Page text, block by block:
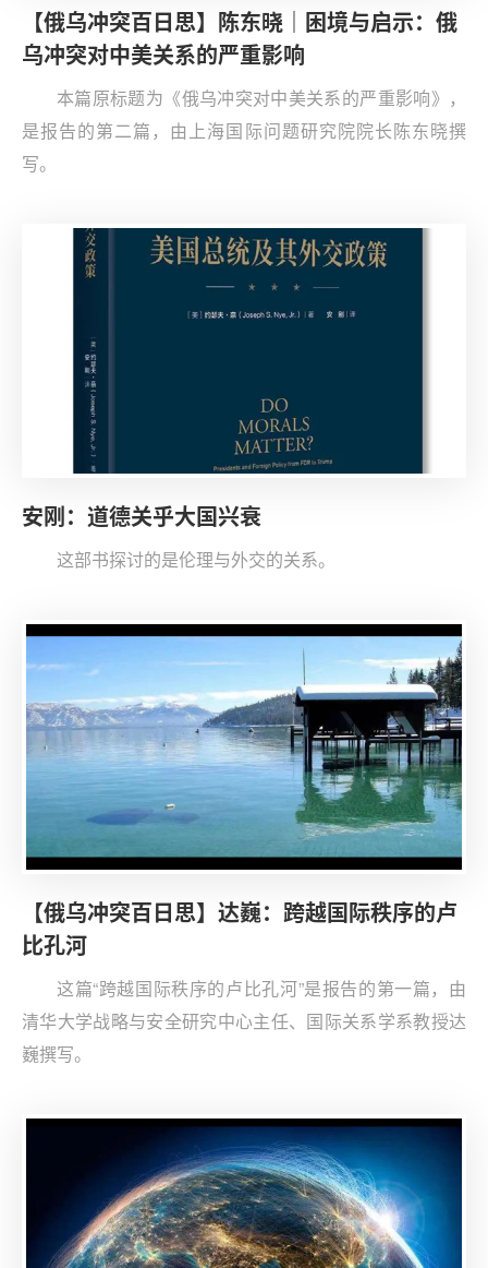
【俄乌冲突百日思】陈东晓｜困境与启示：俄
乌冲突对中美关系的严重影响
本篇原标题为《俄乌冲突对中美关系的严重影响》，
是报告的第二篇，由上海国际问题研究院院长陈东晓撰
写。
安刚：道德关乎大国兴衰
这部书探讨的是伦理与外交的关系。
【俄乌冲突百日思】达巍：跨越国际秩序的卢
比孔河
这篇“跨越国际秩序的卢比孔河”是报告的第一篇，由
清华大学战略与安全研究中心主任、国际关系学系教授达
巍撰写。